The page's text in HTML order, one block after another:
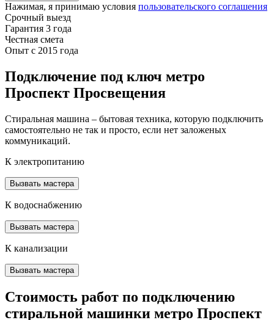
Нажимая, я принимаю условия пользовательского соглашения
Срочный выезд
Гарантия 3 года
Честная смета
Опыт с 2015 года
Подключение под ключ метро
Проспект Просвещения
Стиральная машина – бытовая техника, которую подключить
самостоятельно не так и просто, если нет заложеных
коммуникаций.
К электропитанию
Вызвать мастера
К водоснабжению
Вызвать мастера
К канализации
Вызвать мастера
Стоимость работ по подключению
стиральной машинки метро Проспект